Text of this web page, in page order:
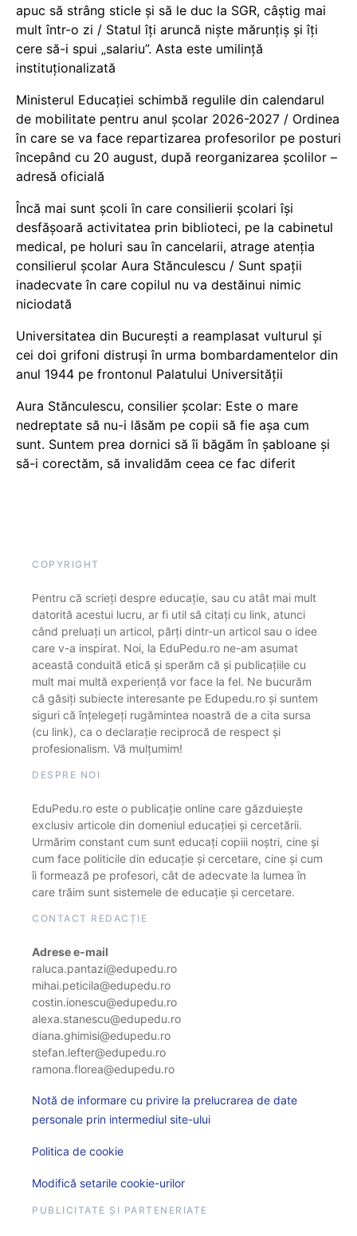
apuc să strâng sticle și să le duc la SGR, câștig mai
mult într-o zi / Statul îți aruncă niște mărunțiș și îți
cere să-i spui „salariu”. Asta este umilință
instituționalizată
Ministerul Educației schimbă regulile din calendarul
de mobilitate pentru anul școlar 2026-2027 / Ordinea
în care se va face repartizarea profesorilor pe posturi
începând cu 20 august, după reorganizarea școlilor –
adresă oficială
Încă mai sunt școli în care consilierii școlari își
desfășoară activitatea prin biblioteci, pe la cabinetul
medical, pe holuri sau în cancelarii, atrage atenția
consilierul școlar Aura Stănculescu / Sunt spații
inadecvate în care copilul nu va destăinui nimic
niciodată
Universitatea din București a reamplasat vulturul și
cei doi grifoni distruși în urma bombardamentelor din
anul 1944 pe frontonul Palatului Universității
Aura Stănculescu, consilier școlar: Este o mare
nedreptate să nu-i lăsăm pe copii să fie așa cum
sunt. Suntem prea dornici să îi băgăm în șabloane și
să-i corectăm, să invalidăm ceea ce fac diferit
COPYRIGHT
Pentru că scrieți despre educație, sau cu atât mai mult
datorită acestui lucru, ar fi util să citați cu link, atunci
când preluați un articol, părți dintr-un articol sau o idee
care v-a inspirat. Noi, la EduPedu.ro ne-am asumat
această conduită etică și sperăm că și publicațiile cu
mult mai multă experiență vor face la fel. Ne bucurăm
că găsiți subiecte interesante pe Edupedu.ro și suntem
siguri că înțelegeți rugămintea noastră de a cita sursa
(cu link), ca o declarație reciprocă de respect și
profesionalism. Vă mulțumim!
DESPRE NOI
EduPedu.ro este o publicație online care găzduiește
exclusiv articole din domeniul educației și cercetării.
Urmărim constant cum sunt educați copiii noștri, cine și
cum face politicile din educație și cercetare, cine și cum
îi formează pe profesori, cât de adecvate la lumea în
care trăim sunt sistemele de educație și cercetare.
CONTACT REDACȚIE
Adrese e-mail
raluca.pantazi@edupedu.ro
mihai.peticila@edupedu.ro
costin.ionescu@edupedu.ro
alexa.stanescu@edupedu.ro
diana.ghimisi@edupedu.ro
stefan.lefter@edupedu.ro
ramona.florea@edupedu.ro
Notă de informare cu privire la prelucrarea de date
personale prin intermediul site-ului
Politica de cookie
Modifică setarile cookie-urilor
PUBLICITATE ȘI PARTENERIATE